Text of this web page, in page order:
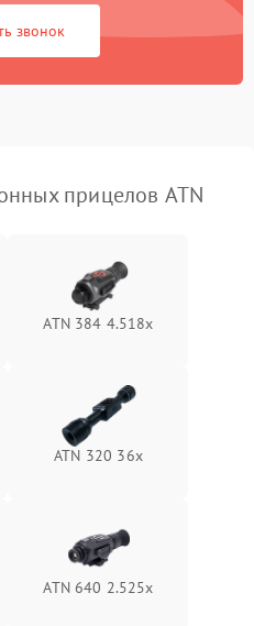
1500 ₽
1500 ₽ Подробнее →
1500 ₽ Подробнее →
Подробнее →
Подробнее →
звонок
прицелов ATN
ATN 384 4.518x
ATN 320 36x
ATN 640 2.525x